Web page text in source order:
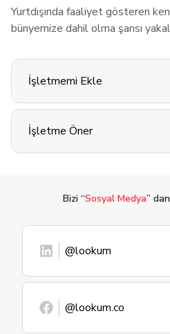
Yurtdışında faaliyet gösteren
bünyemize dahil olma şansı
İşletmemi Ekle
İşletme Öner
Bizi “Sosyal Medya”
@lookum
@lookum.co